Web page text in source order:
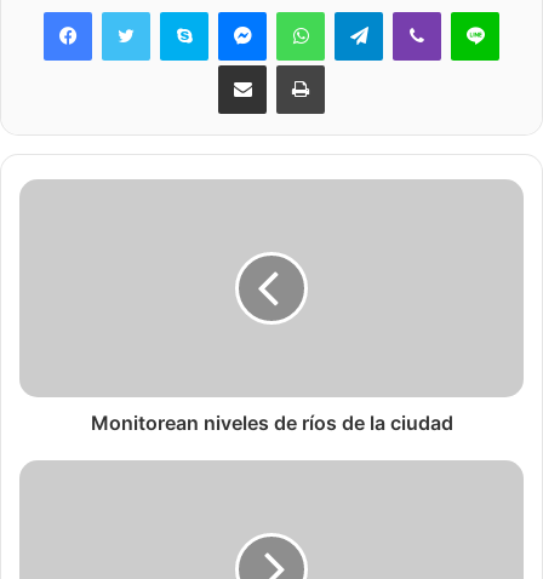
Skype MessengerWhatsAppTelegramViber Line
Share via Email Print
Monitorean niveles de ríos de la ciudad